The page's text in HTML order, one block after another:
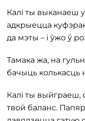
Калі ты выканаеш
адкрыецца
да мэты – і ўжо ў
Тамака жа, на
бачыць
Калі ты выйграеш,
твой баланс.